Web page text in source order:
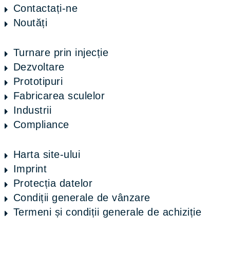
Contactați-ne
Noutăți
Turnare prin injecție
Dezvoltare
Prototipuri
Fabricarea sculelor
Industrii
Compliance
Harta site-ului
Imprint
Protecția datelor
Condiții generale de vânzare
Termeni și condiții generale de achiziție